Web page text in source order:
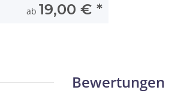
ab 19,00 € *
Bewertungen